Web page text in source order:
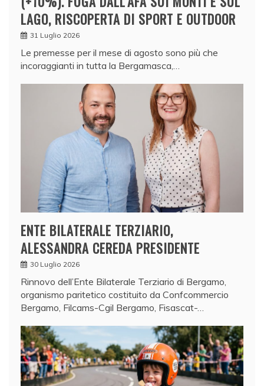
LAGO, RISCOPERTA DI SPORT E OUTDOOR
31 Luglio 2026
Le premesse per il mese di agosto sono più che
incoraggianti in tutta la Bergamasca,…
ENTE BILATERALE TERZIARIO,
ALESSANDRA CEREDA PRESIDENTE
30 Luglio 2026
Rinnovo dell’Ente Bilaterale Terziario di Bergamo,
organismo paritetico costituito da Confcommercio
Bergamo, Filcams-Cgil Bergamo, Fisascat-…